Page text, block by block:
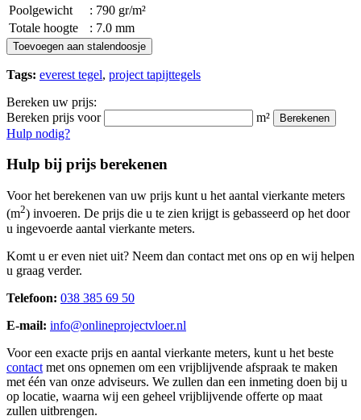
Poolgewicht
: 790 gr/m²
Totale hoogte
: 7.0 mm
Toevoegen aan stalendoosje
Tags: everest tegel, project tapijttegels
Bereken uw prijs:
Bereken prijs voor
m² Berekenen
Hulp nodig?
Hulp bij prijs berekenen
Voor het berekenen van uw prijs kunt u het aantal vierkante meters
(m2) invoeren. De prijs die u te zien krijgt is gebasseerd op het door
u ingevoerde aantal vierkante meters.
Komt u er even niet uit? Neem dan contact met ons op en wij helpen
u graag verder.
Telefoon: 038 385 69 50
E-mail: info@onlineprojectvloer.nl
Voor een exacte prijs en aantal vierkante meters, kunt u het beste
contact met ons opnemen om een vrijblijvende afspraak te maken
met één van onze adviseurs. We zullen dan een inmeting doen bij u
op locatie, waarna wij een geheel vrijblijvende offerte op maat
zullen uitbrengen.